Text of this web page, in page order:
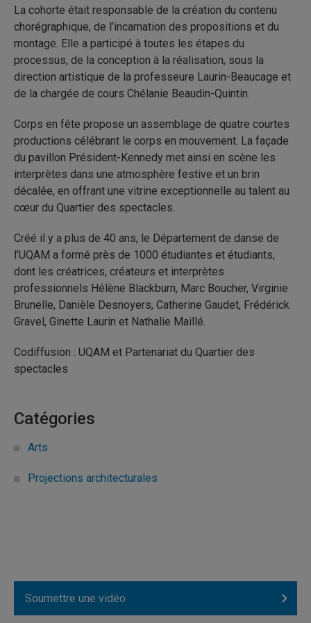
La cohorte était responsable de la création du contenu
chorégraphique, de l’incarnation des propositions et du
montage. Elle a participé à toutes les étapes du
processus, de la conception à la réalisation, sous la
direction artistique de la professeure Laurin-Beaucage et
de la chargée de cours Chélanie Beaudin-Quintin.
Corps en fête propose un assemblage de quatre courtes
productions célébrant le corps en mouvement. La façade
du pavillon Président-Kennedy met ainsi en scène les
interprètes dans une atmosphère festive et un brin
décalée, en offrant une vitrine exceptionnelle au talent au
cœur du Quartier des spectacles.
Créé il y a plus de 40 ans, le Département de danse de
l’UQAM a formé près de 1000 étudiantes et étudiants,
dont les créatrices, créateurs et interprètes
professionnels Hélène Blackburn, Marc Boucher, Virginie
Brunelle, Danièle Desnoyers, Catherine Gaudet, Frédérick
Gravel, Ginette Laurin et Nathalie Maillé.
Codiffusion : UQAM et Partenariat du Quartier des
spectacles
Catégories
Arts
Projections architecturales
Soumettre une vidéo